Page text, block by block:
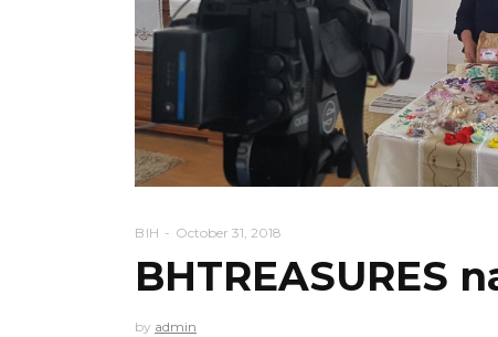
BIH October 31, 2018
BHTREASURES
by admin